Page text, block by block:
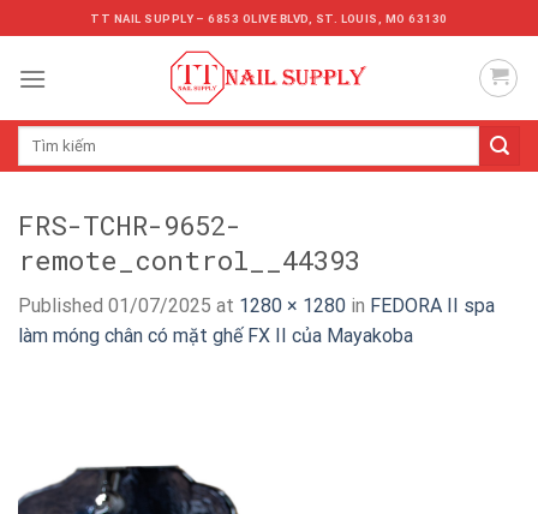
to
content
TT NAIL SUPPLY – 6853 OLIVE BLVD, ST. LOUIS, MO 63130
Tìm
FRS-TCHR-9652-
remote_control__44393
Published 01/07/2025 at 1280 × 1280 in FEDORA II spa
làm móng chân có mặt ghế FX II của Mayakoba